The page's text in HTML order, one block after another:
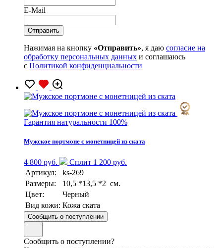
E-Mail
Нажимая на кнопку «Отправить», я даю согласие на
обработку персональных данных и соглашаюсь
с Политикой конфиденциальности
Гарантия натуральности 100%
Мужское портмоне с монетницей из ската
4 800 руб.
Сплит 1 200 руб.
Артикул:
ks-269
Размеры:
10,5 *13,5 *2 см.
Цвет:
Черный
Вид кожи: Кожа ската
Сообщить о поступлении
Сообщить о поступлении?